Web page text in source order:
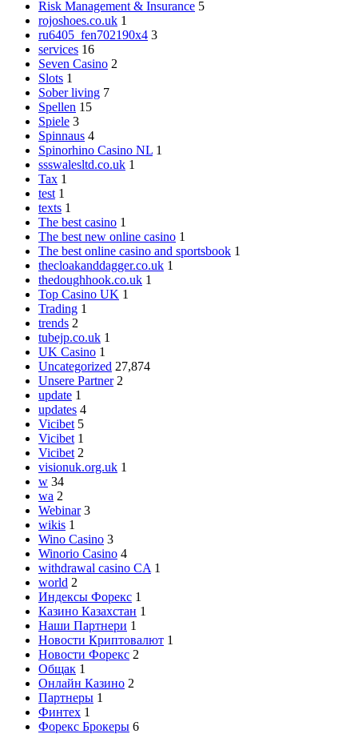
Risk Management & Insurance 5
rojoshoes.co.uk 1
ru6405_fen702190x4 3
services 16
Seven Casino 2
Slots 1
Sober living 7
Spellen 15
Spiele 3
Spinnaus 4
Spinorhino Casino NL 1
ssswalesltd.co.uk 1
Tax 1
test 1
texts 1
The best casino 1
The best new online casino 1
The best online casino and sportsbook 1
thecloakanddagger.co.uk 1
thedoughhook.co.uk 1
Top Casino UK 1
Trading 1
trends 2
tubejp.co.uk 1
UK Casino 1
Uncategorized 27,874
Unsere Partner 2
update 1
updates 4
Vicibet 5
Vicibet 1
Vicibet 2
visionuk.org.uk 1
w 34
wa 2
Webinar 3
wikis 1
Wino Casino 3
Winorio Casino 4
withdrawal casino CA 1
world 2
Индексы Форекс 1
Казино Казахстан 1
Наши Партнери 1
Новости Криптовалют 1
Новости Форекс 2
Общак 1
Онлайн Казино 2
Партнеры 1
Финтех 1
Форекс Брокеры 6